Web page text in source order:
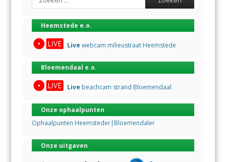
Heemstede e.o.
Live webcam milieustraat Heemstede
Bloemendaal e.o.
Live beachcam strand Bloemendaal
Onze ophaalpunten
Ophaalpunten Heemsteder|Bloemendaler
Onze uitgaven